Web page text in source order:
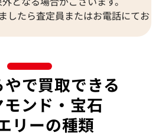
したら査定員またはお電話にてお
で買取できる
ンド・宝石
リーの種類